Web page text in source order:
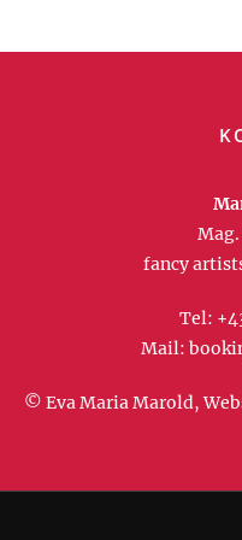
Mag.
fancy
Tel:
Mail:
© Eva Maria Marold,